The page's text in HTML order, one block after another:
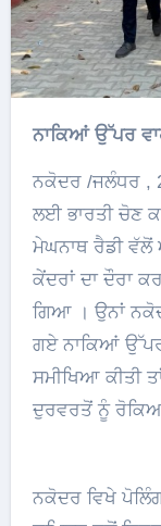
ਨਾਕਿਆਂ ਉੱਪਰ
ਨਕੋਦਰ /ਜਲੰਧਰ ,
ਲਈ ਭਾਰਤੀ ਚੋਣ
ਮੇਘਨਾਥ ਰੈਡੀ
ਕੇਂਦਰਾਂ ਦਾ ਦੌਰਾ
ਗਿਆ । ਉਨਾਂ
ਗਏ ਨਾਕਿਆਂ ਉੱਪਰ
ਸਮੀਖਿਆ ਕੀਤੀ
ਦੁਰਵਰਤੋਂ ਨੂੰ
ਨਕੋਦਰ ਵਿਖੇ